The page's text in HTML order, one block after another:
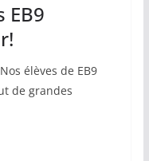
EB9
élèves de EB9
de grandes